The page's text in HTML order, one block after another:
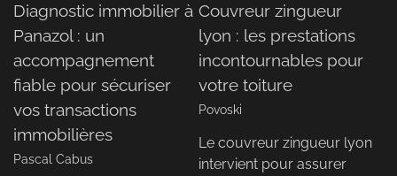
Diagnostic immobilier à
Panazol : un
accompagnement
fiable pour sécuriser
vos transactions
immobilières
Pascal Cabus
Couvreur zingueur
lyon : les prestations
incontournables pour
votre toiture
Povoski
Le couvreur zingueur lyon
intervient pour assurer